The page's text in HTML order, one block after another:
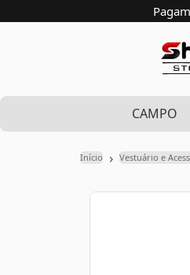
CAMPO
Início › Vestuário e